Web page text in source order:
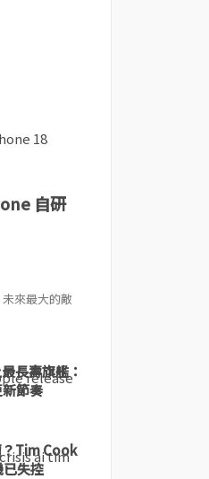
自研
來最大的敵
長壽旗艦：
節奏
Tim Cook
失控